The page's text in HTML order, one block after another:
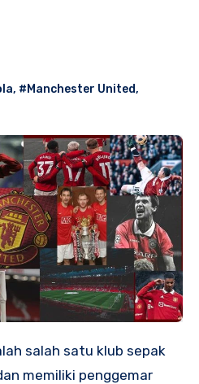
, #Manchester United,
memiliki penggemar